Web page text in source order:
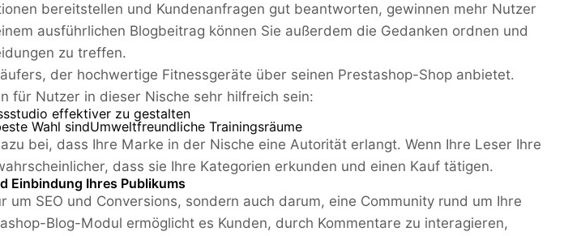
bereitstellen und Kundenanfragen gut beantworten, gewinnen mehr Nutzer
ausführlichen Blogbeitrag können Sie außerdem die Gedanken ordnen und
zu treffen.
der hochwertige Fitnessgeräte über seinen Prestashop-Shop anbietet.
für Nutzer in dieser Nische sehr hilfreich sein:
effektiver zu gestalten
Wahl sindUmweltfreundliche Trainingsräume
bei, dass Ihre Marke in der Nische eine Autorität erlangt. Wenn Ihre Leser Ihre
dass sie Ihre Kategorien erkunden und einen Kauf tätigen.
Einbindung Ihres Publikums
um SEO und Conversions, sondern auch darum, eine Community rund um Ihre
Blog-Modul ermöglicht es Kunden, durch Kommentare zu interagieren,